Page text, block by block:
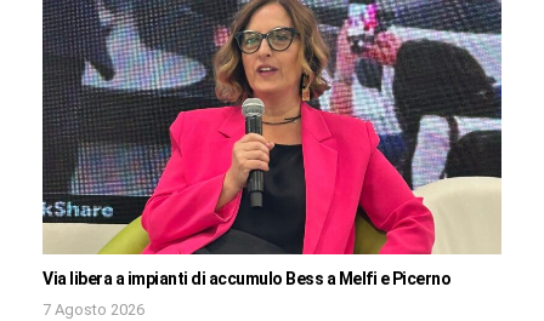
Via libera a impianti di accumulo Bess a Melfi e Picerno
7 Agosto 2026